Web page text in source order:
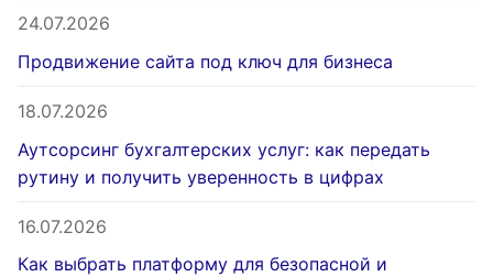
24.07.2026
Продвижение сайта под ключ для бизнеса
18.07.2026
Аутсорсинг бухгалтерских услуг: как передать
рутину и получить уверенность в цифрах
16.07.2026
Как выбрать платформу для безопасной и